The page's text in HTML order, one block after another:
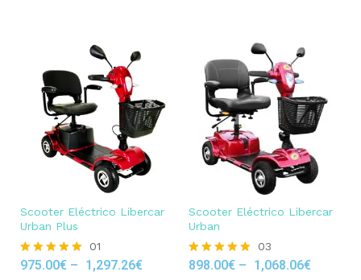
Scooter Eléctrico Libercar
Urban Plus
Rated
01
975.00€ – 1,297.26€
Scooter Eléctrico Libercar
Urban
Rated
03
898.00€ – 1,068.06€